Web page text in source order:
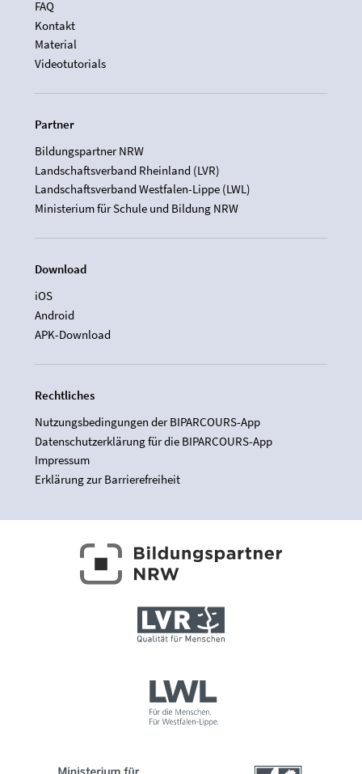
FAQ
Kontakt
Material
Videotutorials
Partner
Bildungspartner NRW
Landschaftsverband Rheinland (LVR)
Landschaftsverband Westfalen-Lippe (LWL)
Ministerium für Schule und Bildung NRW
Download
iOS
Android
APK-Download
Rechtliches
Nutzungsbedingungen der BIPARCOURS-App
Datenschutzerklärung für die BIPARCOURS-App
Impressum
Erklärung zur Barrierefreiheit